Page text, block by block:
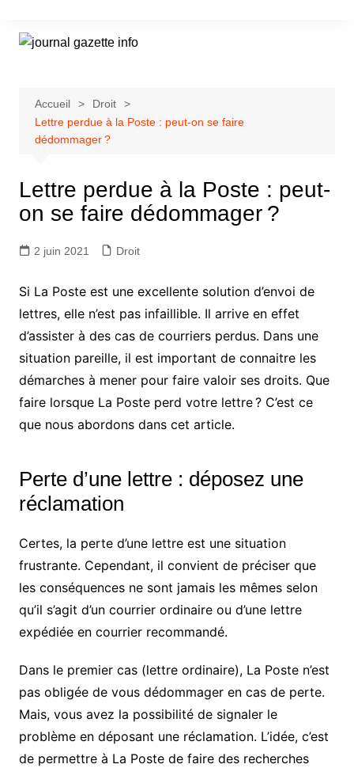
contenu
Accueil
Droit
Lettre perdue à la Poste : peut-on se faire
dédommager ?
Lettre perdue à la Poste : peut-
on se faire dédommager ?
2 juin 2021 Droit
Si La Poste est une excellente solution d’envoi de
lettres, elle n’est pas infaillible. Il arrive en effet
d’assister à des cas de courriers perdus. Dans une
situation pareille, il est important de connaitre les
démarches à mener pour faire valoir ses droits. Que
faire lorsque La Poste perd votre lettre ? C’est ce
que nous abordons dans cet article.
Perte d’une lettre : déposez une
réclamation
Certes, la perte d’une lettre est une situation
frustrante. Cependant, il convient de préciser que
les conséquences ne sont jamais les mêmes selon
qu’il s’agit d’un courrier ordinaire ou d’une lettre
expédiée en courrier recommandé.
Dans le premier cas (lettre ordinaire), La Poste n’est
pas obligée de vous dédommager en cas de perte.
Mais, vous avez la possibilité de signaler le
problème en déposant une réclamation. L’idée, c’est
de permettre à La Poste de faire des recherches